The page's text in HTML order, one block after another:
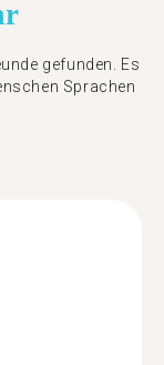
gefunden. Es
Sprachen